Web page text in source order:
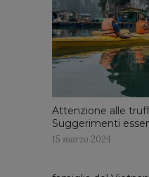
Attenzione alle
Suggerimenti
15 marzo 2024